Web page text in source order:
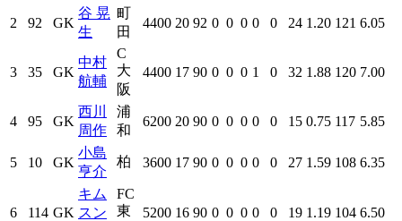
2 92 GK
谷 晃
生
町
田
4400 20 92 0 0 0 0 0 24 1.20 121 6.05
3 35 GK
中村
航輔
C
大
阪
4400 17 90 0 0 0 1 0 32 1.88 120 7.00
4 95 GK
西川
周作
浦
和
6200 20 90 0 0 0 0 0 15 0.75 117 5.85
5 10 GK
小島
亨介
柏 3600 17 90 0 0 0 0 0 27 1.59 108 6.35
6 114 GK
キム
スン
FC
東
5200 16 90 0 0 0 0 0 19 1.19 104 6.50